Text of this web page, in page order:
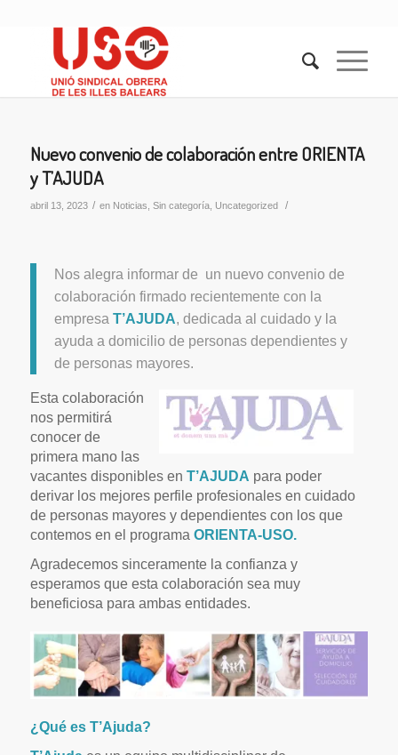
Nuevo convenio de colaboración entre ORIENTA
y T’AJUDA
abril 13, 2023 / en Noticias Sin categoría, Uncategorized /
Nos alegra informar de un nuevo convenio de
colaboración firmado recientemente con la
empresa T’AJUDA, dedicada al cuidado y la
ayuda a domicilio de personas dependientes y
de personas mayores.
Esta colaboración
nos permitirá
conocer de
primera mano las
vacantes disponibles en T’AJUDA para poder
derivar los mejores perfile profesionales en cuidado
de personas mayores y dependientes con los que
contemos en el programa ORIENTA-USO.
Agradecemos sinceramente la confianza y
esperamos que esta colaboración sea muy
beneficiosa para ambas entidades.
¿Qué es T’Ajuda?